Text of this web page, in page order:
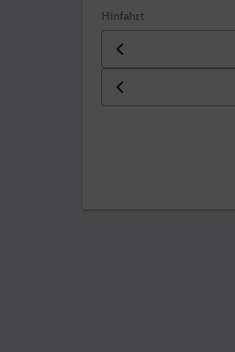
Hinfahrt
Datum der Hinfahrt
Uhrzeit der Hinfahrt